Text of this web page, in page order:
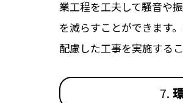
業工程を工夫して騒音や
を減らすことができます
配慮した工事を実施する
7.